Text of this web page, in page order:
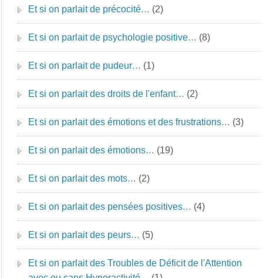
Et si on parlait de précocité… (2)
Et si on parlait de psychologie positive… (8)
Et si on parlait de pudeur… (1)
Et si on parlait des droits de l'enfant… (2)
Et si on parlait des émotions et des frustrations… (3)
Et si on parlait des émotions… (19)
Et si on parlait des mots… (2)
Et si on parlait des pensées positives… (4)
Et si on parlait des peurs… (5)
Et si on parlait des Troubles de Déficit de l'Attention